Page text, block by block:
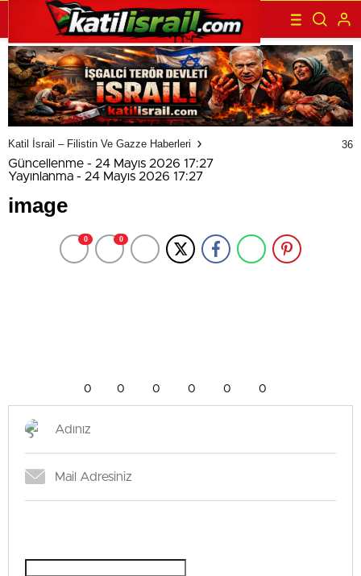
Katil İsrail – Filistin Ve Gazze Haberleri 36
Güncellenme - 24 Mayıs 2026 17:27
Yayınlanma - 24 Mayıs 2026 17:27
image
0 0
0 0 0 0 0 0